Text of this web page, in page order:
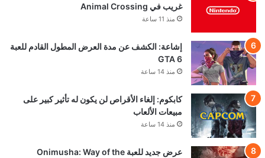
غريب في Animal Crossing
منذ 11 ساعة
إشاعة: الكشف عن مدة العرض المطول القادم للعبة
GTA 6
منذ 14 ساعة
كابكوم: إلغاء الأقراص لن يكون له تأثير كبير على
مبيعات الألعاب
منذ 14 ساعة
عرض جديد للعبة Onimusha: Way of the